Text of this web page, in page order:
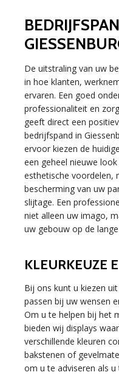
De uitstraling van uw
in hoe klanten,
ervaren. Een goed
professionaliteit en
geeft direct een
bedrijfspand in
ervoor kiezen de
een geheel nieuwe
esthetische voordelen,
bescherming van uw
slijtage. Een
niet alleen uw imago,
uw gebouw op de
KLEURKEUZE
Bij ons kunt u kiezen
passen bij uw wensen
Om u te helpen bij het
bieden wij displays
verschillende kleuren
bakstenen of
om u te adviseren als